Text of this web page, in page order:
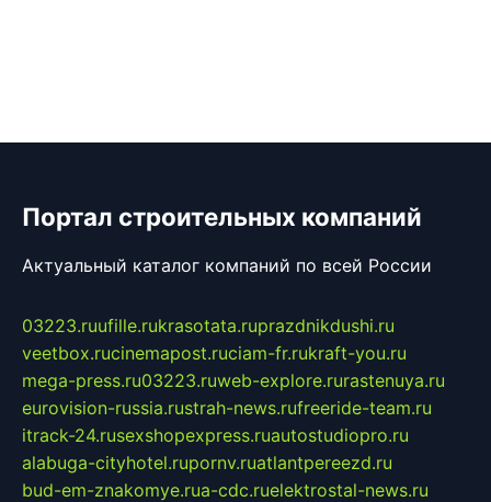
Портал строительных компаний
Актуальный каталог компаний по всей России
03223.ruufille.rukrasotata.ruprazdnikdushi.ru
veetbox.rucinemapost.ruciam-fr.rukraft-you.ru
mega-press.ru03223.ruweb-explore.rurastenuya.ru
eurovision-russia.rustrah-news.rufreeride-team.ru
itrack-24.rusexshopexpress.ruautostudiopro.ru
alabuga-cityhotel.rupornv.ruatlantpereezd.ru
bud-em-znakomye.rua-cdc.ruelektrostal-news.ru